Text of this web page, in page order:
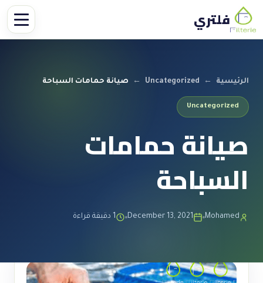
فلتري
الرئيسية ←
Uncategorized
← صيانة حمامات السباحة
Uncategorized
صيانة حمامات
السباحة
Mohamed
December 13, 2021 1 دقيقة قراءة